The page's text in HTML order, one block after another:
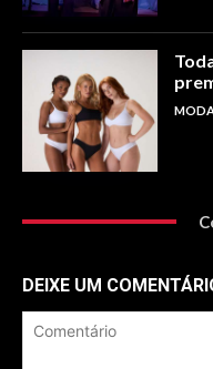
DEIXE UM